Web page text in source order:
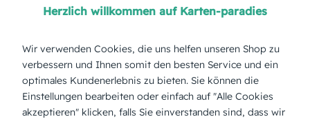
Papierart: Bilderdruck
Menge:
Stückpreis: 1,55 €
Herzlich willkommen auf Karten-paradies
Wir verwenden Cookies, die uns helfen unseren Shop zu
verbessern und Ihnen somit den besten Service und ein
optimales Kundenerlebnis zu bieten. Sie können die
Einstellungen bearbeiten oder einfach auf "Alle Cookies
akzeptieren" klicken, falls Sie einverstanden sind, dass wir